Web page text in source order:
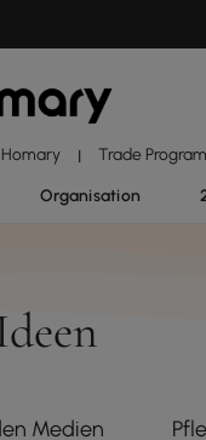
| Trade Program
Organisation
Medien